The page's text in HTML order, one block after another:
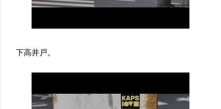
下高井戸。